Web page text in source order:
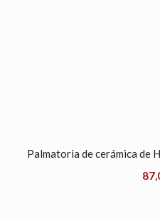
Palmatoria de cerámica de